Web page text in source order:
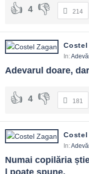
4 214
Costel
In:
Adevarul doare,
4 181
Costel
In:
Numai copilăria
l poate spune.